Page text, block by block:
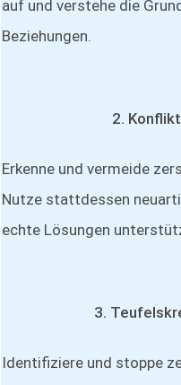
auf und verstehe die
Beziehungen.
2.
Erkenne und vermeide
Nutze stattdessen
echte Lösungen
3.
Identifiziere und stoppe